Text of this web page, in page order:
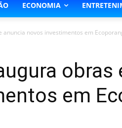
ECONOMIA
novos investimentos em
obras
em